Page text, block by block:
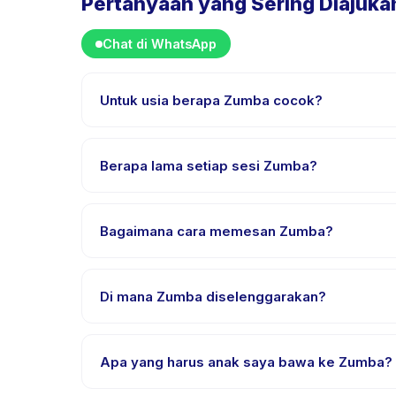
Chat di WhatsApp
Untuk usia berapa Zumba cocok?
mendapat tantangan yang sesuai.
Berapa lama setiap sesi Zumba?
Bagaimana cara memesan Zumba?
pembayaran berhasil.
Di mana Zumba diselenggarakan?
Apa yang harus anak saya bawa ke Zumba?